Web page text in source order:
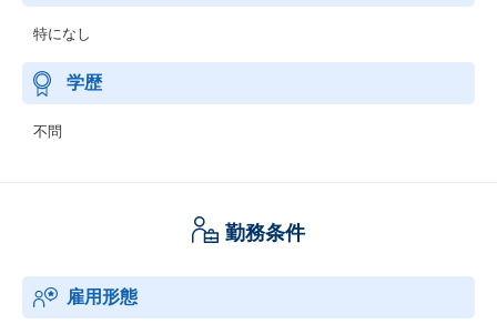
特になし
学歴
不問
勤務条件
雇用形態